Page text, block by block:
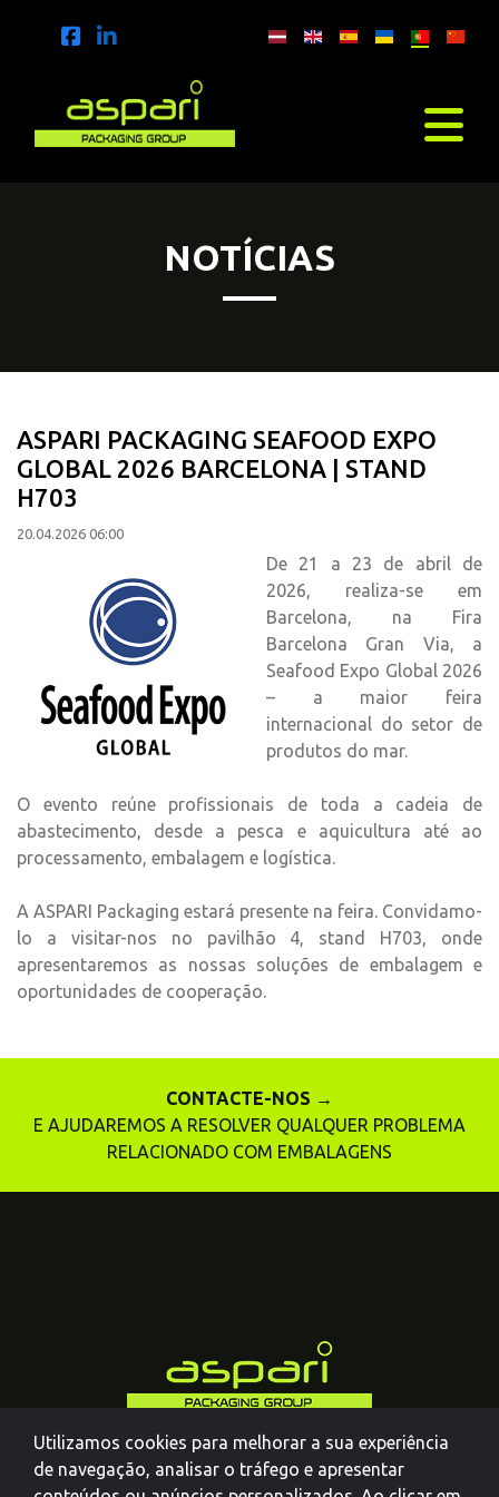
NOTÍCIAS
ASPARI PACKAGING SEAFOOD EXPO
GLOBAL 2026 BARCELONA | STAND
H703
20.04.2026 06:00
De 21 a 23 de abril de
2026, realiza-se em
Barcelona, na Fira
Barcelona Gran Via, a
Seafood Expo Global 2026
– a maior feira
internacional do setor de
produtos do mar.
O evento reúne profissionais de toda a cadeia de
abastecimento, desde a pesca e aquicultura até ao
processamento, embalagem e logística.
A ASPARI Packaging estará presente na feira. Convidamo-
lo a visitar-nos no pavilhão 4, stand H703, onde
apresentaremos as nossas soluções de embalagem e
oportunidades de cooperação.
CONTACTE-NOS →
E AJUDAREMOS A RESOLVER QUALQUER PROBLEMA
RELACIONADO COM EMBALAGENS
Utilizamos cookies para melhorar a sua experiência
de navegação, analisar o tráfego e apresentar